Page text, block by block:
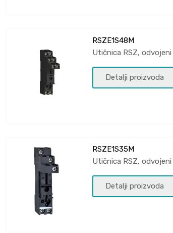
RSZE1S48M
Utičnica RSZ,
Detalji proizvoda
RSZE1S35M
Utičnica RSZ,
Detalji proizvoda